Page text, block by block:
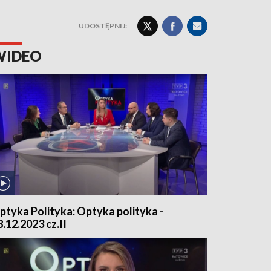
UDOSTĘPNIJ:
Polityka: Optyka polityka -
cz.II